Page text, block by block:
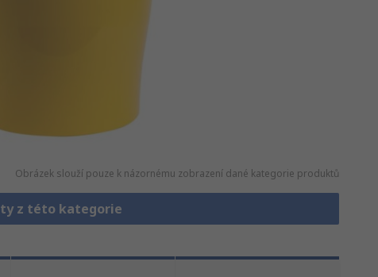
Obrázek slouží pouze k názornému zobrazení dané kategorie produktů
z této kategorie